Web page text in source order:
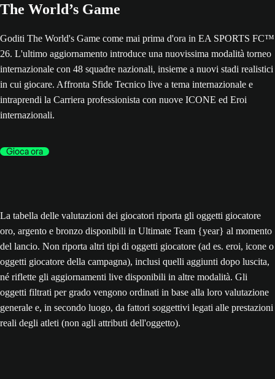
The World’s Game
Goditi The World's Game come mai prima d'ora in EA SPORTS FC™
26. L'ultimo aggiornamento introduce una nuovissima modalità torneo
internazionale con 48 squadre nazionali, insieme a nuovi stadi realistici
in cui giocare. Affronta Sfide Tecnico live a tema internazionale e
intraprendi la Carriera professionista con nuove ICONE ed Eroi
internazionali.
Gioca ora
La tabella delle valutazioni dei giocatori riporta gli oggetti giocatore
oro, argento e bronzo disponibili in Ultimate Team {year} al momento
del lancio. Non riporta altri tipi di oggetti giocatore (ad es. eroi, icone o
oggetti giocatore della campagna), inclusi quelli aggiunti dopo luscita,
né riflette gli aggiornamenti live disponibili in altre modalità. Gli
oggetti filtrati per grado vengono ordinati in base alla loro valutazione
generale e, in secondo luogo, da fattori soggettivi legati alle prestazioni
reali degli atleti (non agli attributi dell'oggetto).